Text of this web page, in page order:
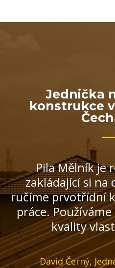
Jednička
konstrukce
Pila Mělník je
zakládající si na
ručíme prvotřídní
práce.
kvality
David Černý,